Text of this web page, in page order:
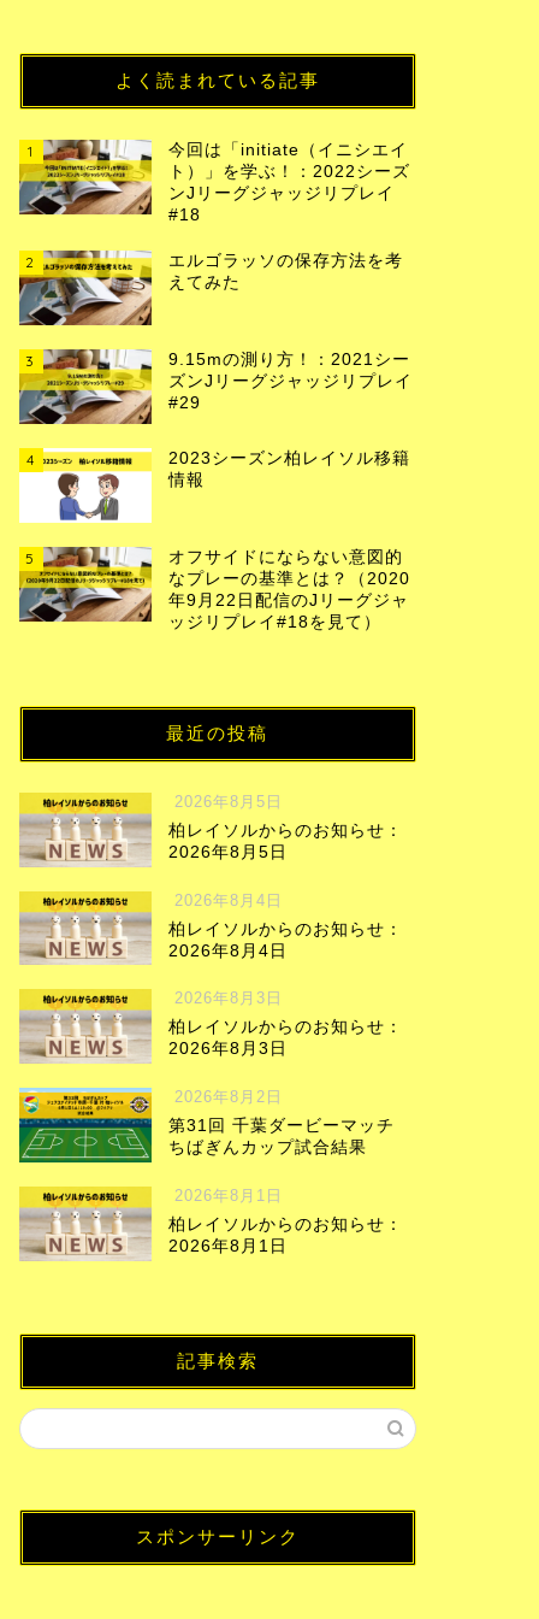
よく読まれている記事
1
今回は「initiate（イニシエイ
ト）」を学ぶ！：2022シーズ
ンJリーグジャッジリプレイ
#18
2
エルゴラッソの保存方法を考
えてみた
3
9.15mの測り方！：2021シー
ズンJリーグジャッジリプレイ
#29
4
2023シーズン柏レイソル移籍
情報
5
オフサイドにならない意図的
なプレーの基準とは？（2020
年9月22日配信のJリーグジャ
ッジリプレイ#18を見て）
最近の投稿
2026年8月5日
柏レイソルからのお知らせ：
2026年8月5日
2026年8月4日
柏レイソルからのお知らせ：
2026年8月4日
2026年8月3日
柏レイソルからのお知らせ：
2026年8月3日
2026年8月2日
第31回 千葉ダービーマッチ
ちばぎんカップ試合結果
2026年8月1日
柏レイソルからのお知らせ：
2026年8月1日
記事検索
スポンサーリンク